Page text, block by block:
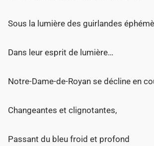
Sous la lumière des guirlandes
Dans leur esprit de lumière…
Notre-Dame-de-Royan se décline en
Changeantes et clignotantes,
Passant du bleu froid et profond